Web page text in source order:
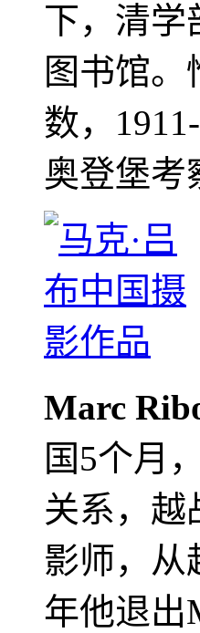
下，清学
图书馆
数，
奥登堡考
Marc
国5个月
关系，越
影师，从
年他退出